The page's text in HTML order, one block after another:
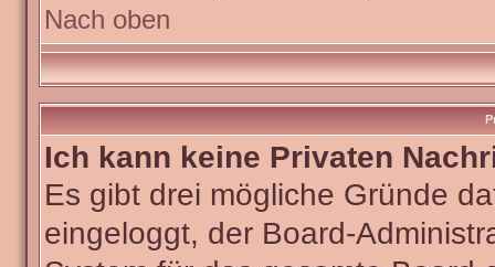
Nach oben
Ich kann keine Privaten
Es gibt drei mögliche Gründe
eingeloggt, der Board-